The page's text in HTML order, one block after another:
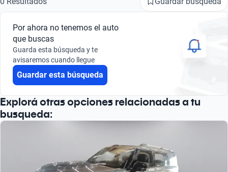
Buscá por marca
Buscá por modelo
Buscá por versión
Buscá por año
Por ahora no tenemos el auto
que buscas
Guarda esta búsqueda y te
avisaremos cuando llegue
Guardar esta búsqueda
Explorá otras opciones relacionadas a tu
busqueda: